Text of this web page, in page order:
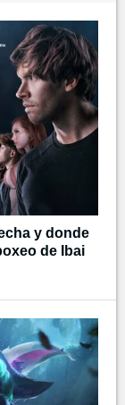
y donde
de Ibai